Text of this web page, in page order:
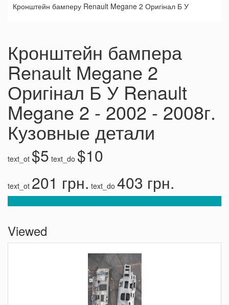
Кронштейн бамперу Renault Megane 2 Оригінал Б У
Кронштейн бампера
Renault Megane 2
Оригінал Б У Renault
Megane 2 - 2002 - 2008г.
Кузовные детали
text_ot $5 text_do $10
text_ot 201 грн. text_do 403 грн.
Viewed